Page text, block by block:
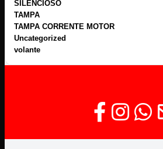
SILENCIOSO
TAMPA
TAMPA CORRENTE MOTOR
Uncategorized
volante